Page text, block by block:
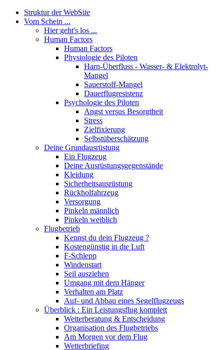
Struktur der WebSite
Vom Schein ...
Hier geht's los ...
Human Factors
Human Factors
Physiologie des Piloten
Harn-Überfluss - Wasser- & Elektrolyt-
Mangel
Sauerstoff-Mangel
Dauerflugresistenz
Psychologie des Piloten
Angst versus Besorgtheit
Stress
Zielfixierung
Selbstüberschätzung
Deine Grundausrüstung
Ein Flugzeug
Deine Ausrüstungsgegenstände
Kleidung
Sicherheitsausrüstung
Rückholfahrzeug
Versorgung
Pinkeln männlich
Pinkeln weiblich
Flugbetrieb
Kennst du dein Flugzeug ?
Kostengünstig in die Luft
F-Schlepp
Windenstart
Seil ausziehen
Umgang mit dem Hänger
Verhalten am Platz
Auf- und Abbau eines Segelflugzeugs
Überblick : Ein Leistungsflug komplett
Wetterberatung & Entscheidung
Organisation des Flugbetriebs
Am Morgen vor dem Flug
Wetterbriefing